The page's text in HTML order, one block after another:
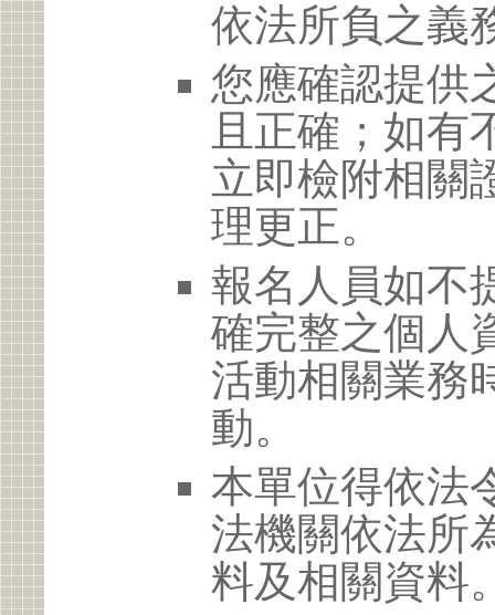
依法所負之義
您應確認提供
且正確；如有
立即檢附相關
理更正。
報名人員如不
確完整之個人
活動相關業務
動。
本單位得依法
法機關依法所
料及相關資料